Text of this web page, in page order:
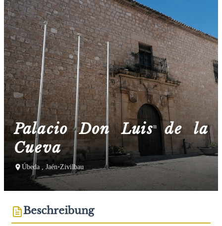
Palacio Don Luis de la
Cueva
Úbeda , Jaén•Zivilbau
Beschreibung